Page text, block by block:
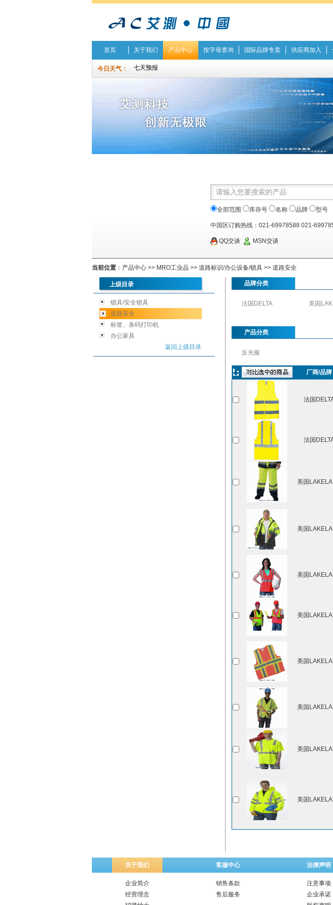
首页 关于我们 产品中心 按字母查询 国际品牌专卖 供应商加入
今日天气：
全部范围 库存号 名称 品牌 型号
中国区订购热线：021-69978588 021-
QQ交谈 MSN交谈
当前位置 ： 产品中心 >> MRO工业品 >> 道路标识/办公设备/锁具 >> 道路安全
上级目录
锁具/安全锁具
道路安全
标签、条码打印机
办公家具
返回上级目录
品牌分类
法国DELTA 美国
产品分类
反光服
厂商/品牌
法国
法国
美国
美国
美国
美国
美国
美国
美国
美国
关于我们 客服中心 法律声明
企业简介
经营理念
销售条款
售后服务
注意事项
企业承诺